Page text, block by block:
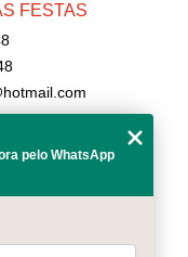
FESTAS
pelo WhatsApp